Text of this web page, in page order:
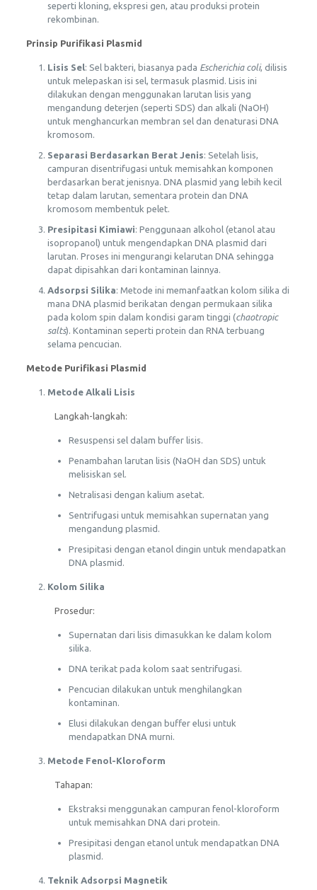
seperti kloning, ekspresi gen, atau produksi protein
rekombinan.
Prinsip Purifikasi Plasmid
Lisis Sel: Sel bakteri, biasanya pada Escherichia coli, dilisis
untuk melepaskan isi sel, termasuk plasmid. Lisis ini
dilakukan dengan menggunakan larutan lisis yang
mengandung deterjen (seperti SDS) dan alkali (NaOH)
untuk menghancurkan membran sel dan denaturasi DNA
kromosom.
Separasi Berdasarkan Berat Jenis: Setelah lisis,
campuran disentrifugasi untuk memisahkan komponen
berdasarkan berat jenisnya. DNA plasmid yang lebih kecil
tetap dalam larutan, sementara protein dan DNA
kromosom membentuk pelet.
Presipitasi Kimiawi: Penggunaan alkohol (etanol atau
isopropanol) untuk mengendapkan DNA plasmid dari
larutan. Proses ini mengurangi kelarutan DNA sehingga
dapat dipisahkan dari kontaminan lainnya.
Adsorpsi Silika: Metode ini memanfaatkan kolom silika di
mana DNA plasmid berikatan dengan permukaan silika
pada kolom spin dalam kondisi garam tinggi (chaotropic
salts). Kontaminan seperti protein dan RNA terbuang
selama pencucian.
Metode Purifikasi Plasmid
Metode Alkali Lisis
Langkah-langkah:
Resuspensi sel dalam buffer lisis.
Penambahan larutan lisis (NaOH dan SDS) untuk
melisiskan sel.
Netralisasi dengan kalium asetat.
Sentrifugasi untuk memisahkan supernatan yang
mengandung plasmid.
Presipitasi dengan etanol dingin untuk mendapatkan
DNA plasmid.
Kolom Silika
Prosedur:
Supernatan dari lisis dimasukkan ke dalam kolom
silika.
DNA terikat pada kolom saat sentrifugasi.
Pencucian dilakukan untuk menghilangkan
kontaminan.
Elusi dilakukan dengan buffer elusi untuk
mendapatkan DNA murni.
Metode Fenol-Kloroform
Tahapan:
Ekstraksi menggunakan campuran fenol-kloroform
untuk memisahkan DNA dari protein.
Presipitasi dengan etanol untuk mendapatkan DNA
plasmid.
Teknik Adsorpsi Magnetik